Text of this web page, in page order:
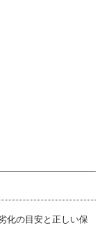
化の目安と正しい保